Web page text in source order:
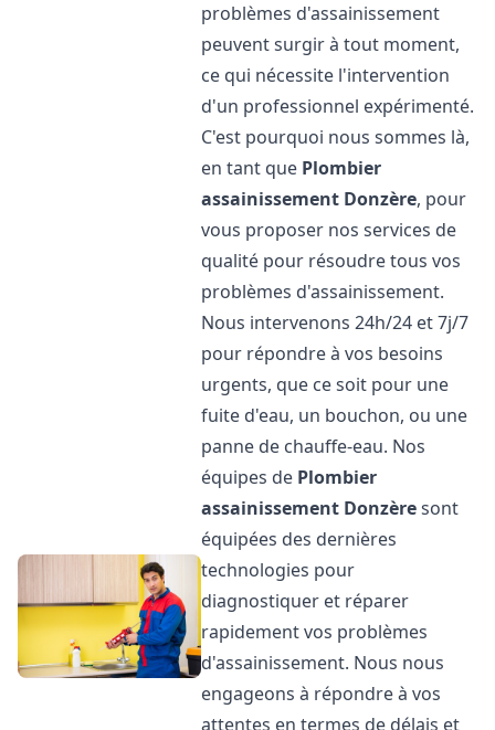
problèmes d'assainissement
peuvent surgir à tout moment,
ce qui nécessite l'intervention
d'un professionnel expérimenté.
C'est pourquoi nous sommes là,
en tant que Plombier
assainissement Donzère, pour
vous proposer nos services de
qualité pour résoudre tous vos
problèmes d'assainissement.
Nous intervenons 24h/24 et 7j/7
pour répondre à vos besoins
urgents, que ce soit pour une
fuite d'eau, un bouchon, ou une
panne de chauffe-eau. Nos
équipes de Plombier
assainissement Donzèresont
équipées des dernières
technologies pour
diagnostiquer et réparer
rapidement vos problèmes
d'assainissement. Nous nous
engageons à répondre à vos
attentes en termes de délais et